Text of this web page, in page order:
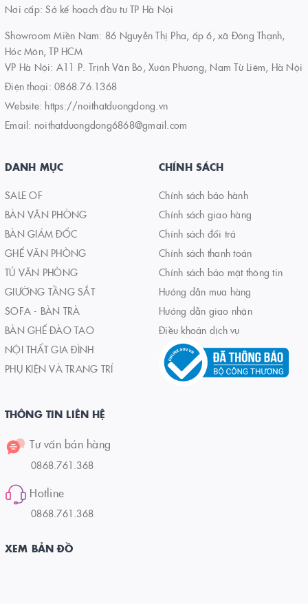
Nơi cấp: Sở kế hoạch đầu tư TP Hà Nội
Showroom Miền Nam: 86 Nguyễn Thị Pha, ấp 6, xã Đông Thạnh,
Hóc Môn, TP HCM
VP Hà Nội: A11 P. Trịnh Văn Bô, Xuân Phương, Nam Từ Liêm, Hà Nội
Điện thoại: 0868.76.1368
Website: https://noithatduongdong.vn
Email: noithatduongdong6868@gmail.com
DANH MỤC
SALE OF
BÀN VĂN PHÒNG
BÀN GIÁM ĐỐC
GHẾ VĂN PHÒNG
TỦ VĂN PHÒNG
GIƯỜNG TẦNG SẮT
SOFA - BÀN TRÀ
BÀN GHẾ ĐÀO TẠO
NỘI THẤT GIA ĐÌNH
PHỤ KIỆN VÀ TRANG TRÍ
CHÍNH SÁCH
Chính sách bảo hành
Chính sách giao hàng
Chính sách đổi trả
Chính sách thanh toán
Chính sách bảo mật thông tin
Hướng dẫn mua hàng
Hướng dẫn giao nhận
Điều khoản dịch vụ
THÔNG TIN LIÊN HỆ
Tư vấn bán hàng
0868.761.368
Hotline
0868.761.368
XEM BẢN ĐỒ